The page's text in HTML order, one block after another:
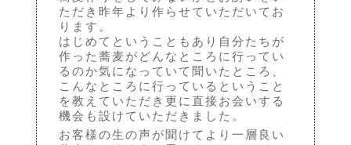
ただき昨年より作らせていただいてお
ります。
はじめてということもあり自分たちが
作った蕎麦がどんなところに行ってい
るのか気になっていて聞いたところ、
こんなところに行っているということ
を教えていただき更に直接お会いする
機会も設けていただきました。
お客様の生の声が聞けてより一層良い